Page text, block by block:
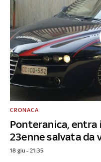
Ponteranica, entra
23enne salvata da
CRONACA
18 giu - 21:35